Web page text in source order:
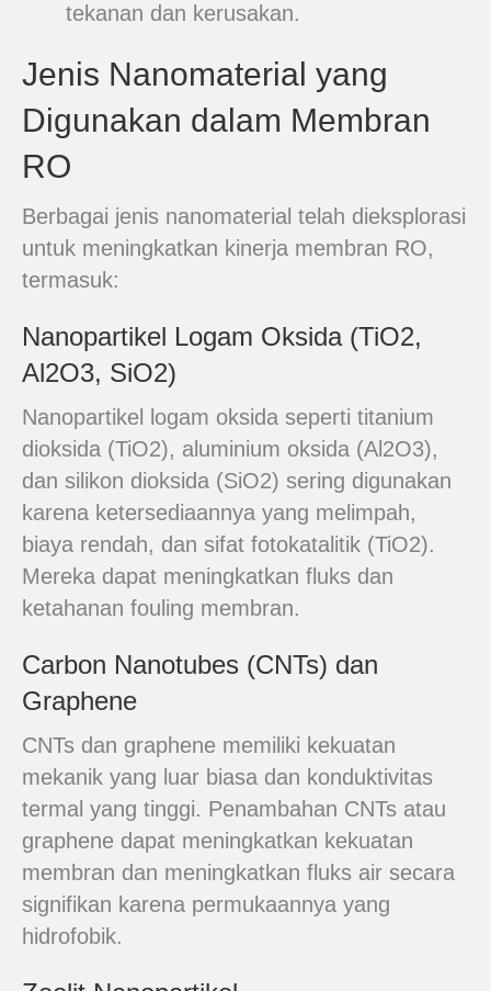
tekanan dan kerusakan.
Jenis Nanomaterial yang
Digunakan dalam Membran
RO
Berbagai jenis nanomaterial telah dieksplorasi
untuk meningkatkan kinerja membran RO,
termasuk:
Nanopartikel Logam Oksida (TiO2,
Al2O3, SiO2)
Nanopartikel logam oksida seperti titanium
dioksida (TiO2), aluminium oksida (Al2O3),
dan silikon dioksida (SiO2) sering digunakan
karena ketersediaannya yang melimpah,
biaya rendah, dan sifat fotokatalitik (TiO2).
Mereka dapat meningkatkan fluks dan
ketahanan fouling membran.
Carbon Nanotubes (CNTs) dan
Graphene
CNTs dan graphene memiliki kekuatan
mekanik yang luar biasa dan konduktivitas
termal yang tinggi. Penambahan CNTs atau
graphene dapat meningkatkan kekuatan
membran dan meningkatkan fluks air secara
signifikan karena permukaannya yang
hidrofobik.